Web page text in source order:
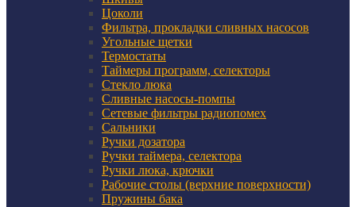
Цоколи
Фильтра, прокладки сливных насосов
Угольные щетки
Термостаты
Таймеры программ, селекторы
Стекло люка
Сливные насосы-помпы
Сетевые фильтры радиопомех
Сальники
Ручки дозатора
Ручки таймера, селектора
Ручки люка, крючки
Рабочие столы (верхние поверхности)
Пружины бака